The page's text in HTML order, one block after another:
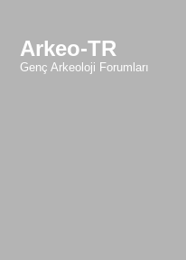
Arkeo-TR
Genç Arkeoloji Forumları